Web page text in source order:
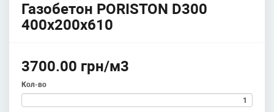
Газобетон PORISTON D300
400х200х610
3700.00 грн/м3
Кол-во